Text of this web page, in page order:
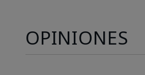
OPINIONES